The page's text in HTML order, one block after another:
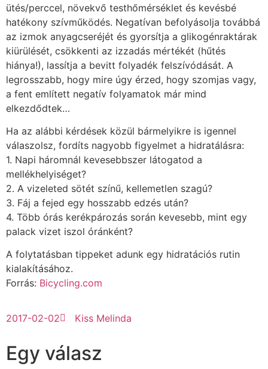
ütés/perccel, növekvő testhőmérséklet és kevésbé
hatékony szívműködés. Negatívan befolyásolja továbbá
az izmok anyagcseréjét és gyorsítja a glikogénraktárak
kiürülését, csökkenti az izzadás mértékét (hűtés
hiánya!), lassítja a bevitt folyadék felszívódását. A
legrosszabb, hogy mire úgy érzed, hogy szomjas vagy,
a fent említett negatív folyamatok már mind
elkezdődtek…
Ha az alábbi kérdések közül bármelyikre is igennel
válaszolsz, fordíts nagyobb figyelmet a hidratálásra:
1. Napi háromnál kevesebbszer látogatod a
mellékhelyiséget?
2. A vizeleted sötét színű, kellemetlen szagú?
3. Fáj a fejed egy hosszabb edzés után?
4. Több órás kerékpározás során kevesebb, mint egy
palack vizet iszol óránként?
A folytatásban tippeket adunk egy hidratációs rutin
kialakításához.
Forrás: Bicycling.com
2017-02-02 Kiss Melinda
Egy válasz